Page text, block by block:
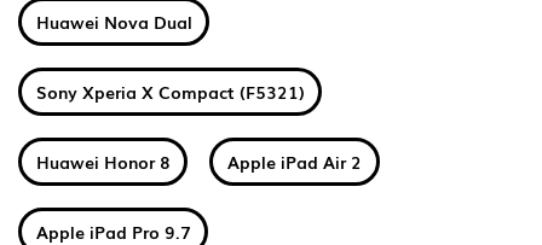
Huawei Nova Dual
Sony Xperia X Compact (F5321)
Huawei Honor 8 Apple iPad Air 2
Apple iPad Pro 9.7